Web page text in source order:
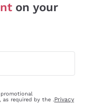
on your
as required by the .Privacy